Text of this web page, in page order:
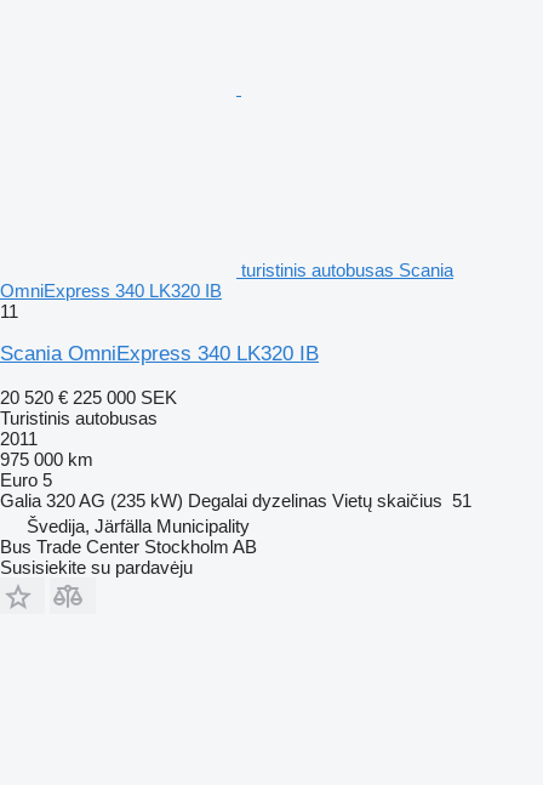
turistinis autobusas Scania
OmniExpress 340 LK320 IB
11
Scania OmniExpress 340 LK320 IB
20 520 € 225 000 SEK
Turistinis autobusas
2011
975 000 km
Euro 5
Galia 320 AG (235 kW) Degalai dyzelinas Vietų skaičius 51
Švedija, Järfälla Municipality
Bus Trade Center Stockholm AB
Susisiekite su pardavėju